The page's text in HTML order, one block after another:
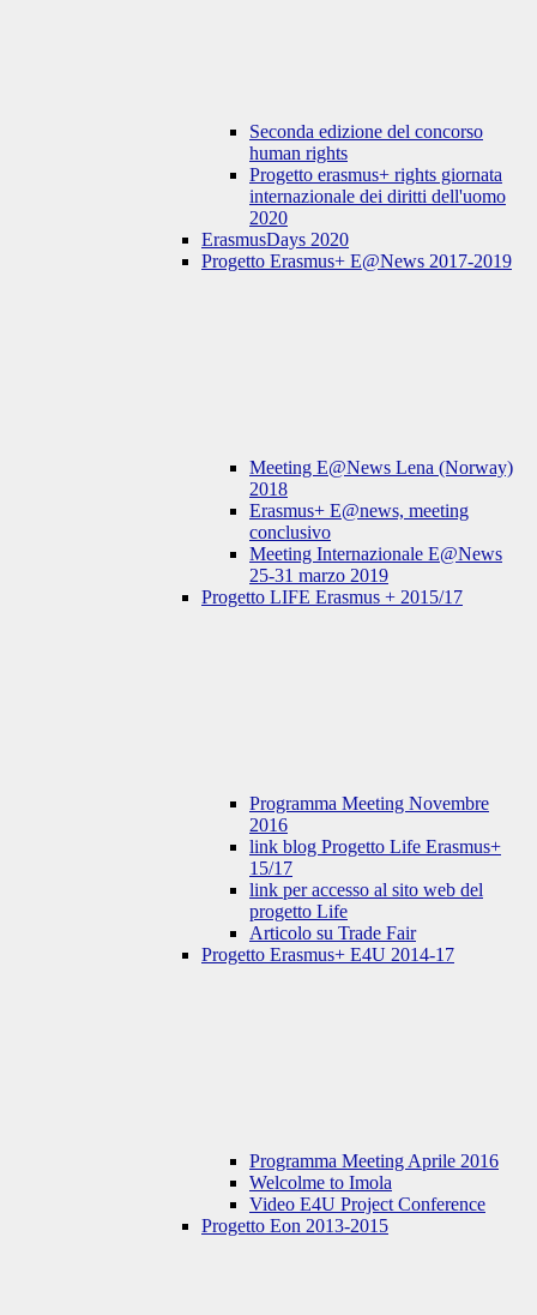
Seconda edizione del concorso
human rights
Progetto erasmus+ rights giornata
internazionale dei diritti dell'uomo
2020
ErasmusDays 2020
Progetto Erasmus+ E@News 2017-2019
Meeting E@News Lena (Norway)
2018
Erasmus+ E@news, meeting
conclusivo
Meeting Internazionale E@News
25-31 marzo 2019
Progetto LIFE Erasmus + 2015/17
Programma Meeting Novembre
2016
link blog Progetto Life Erasmus+
15/17
link per accesso al sito web del
progetto Life
Articolo su Trade Fair
Progetto Erasmus+ E4U 2014-17
Programma Meeting Aprile 2016
Welcolme to Imola
Video E4U Project Conference
Progetto Eon 2013-2015